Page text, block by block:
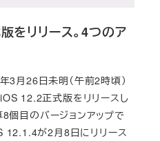
をリリース。4つのア
月26日未明（午前2時頃）
12.2正式版をリリースし
個目のバージョンアップで
12.1.4が2月8日にリリース